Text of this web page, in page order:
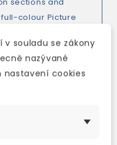
colour Picture
tracking
Management
learners'
v souladu se zákony
nazývané
nastavení cookies